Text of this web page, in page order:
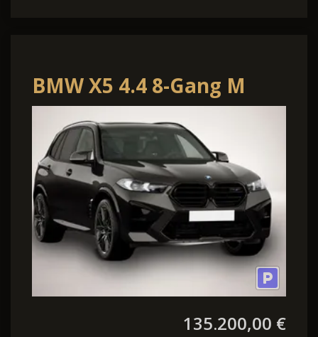
BMW X5 4.4 8-Gang M
Steptronic
135.200,00 €